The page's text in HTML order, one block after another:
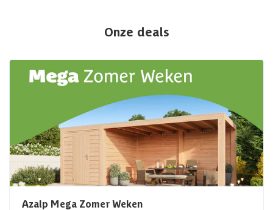
Onze deals
Azalp Mega Zomer Weken